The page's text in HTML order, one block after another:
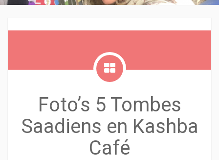
Foto’s 5 Tombes
Saadiens en Kashba
Café